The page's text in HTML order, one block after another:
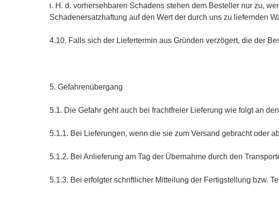
i. H. d. vorhersehbaren Schadens stehen dem Besteller nur zu,
Schadenersatzhaftung auf den Wert der durch uns zu liefernden
4.10. Falls sich der Liefertermin aus Gründen verzögert, die der
5. Gefahrenübergang
5.1. Die Gefahr geht auch bei frachtfreier Lieferung wie folgt an
5.1.1. Bei Lieferungen, wenn die sie zum Versand gebracht oder
5.1.2. Bei Anlieferung am Tag der Übernahme durch den
5.1.3. Bei erfolgter schriftlicher Mitteilung der Fertigstellung bzw.